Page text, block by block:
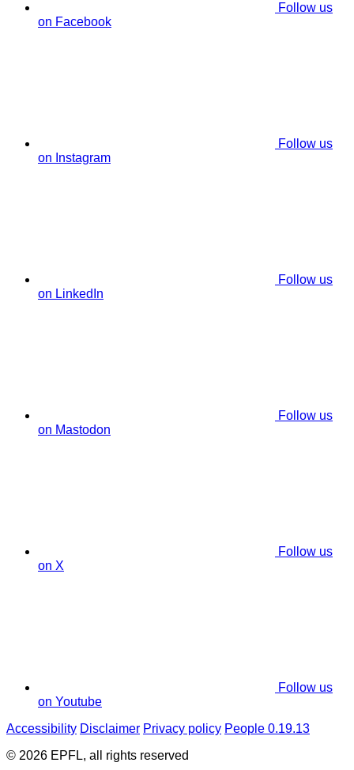
Follow us
on Facebook
Follow us
on Instagram
Follow us
on LinkedIn
Follow us
on Mastodon
Follow us
on X
Follow us
on Youtube
Accessibility Disclaimer Privacy policy People 0.19.13
© 2026 EPFL, all rights reserved